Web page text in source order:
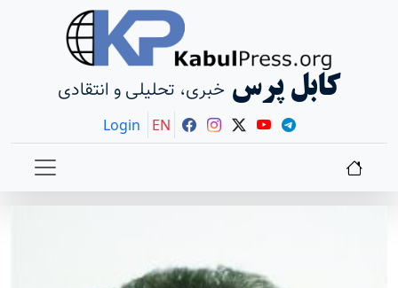
کابل پرس خبری، تحلیلی و انتقادی
Login EN